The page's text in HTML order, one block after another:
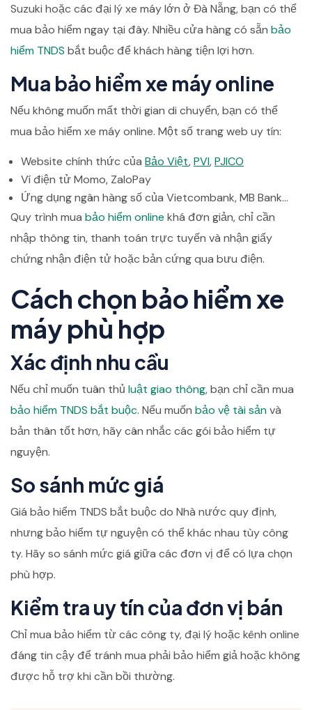
Suzuki hoặc các đại lý xe máy lớn ở Đà Nẵng, bạn có thể
mua bảo hiểm ngay tại đây. Nhiều cửa hàng có sẵn bảo
hiểm TNDS bắt buộc để khách hàng tiện lợi hơn.
Mua bảo hiểm xe máy online
Nếu không muốn mất thời gian di chuyển, bạn có thể
mua bảo hiểm xe máy online. Một số trang web uy tín:
Website chính thức của Bảo Việt,PVI,PJICO
Ví điện tử Momo, ZaloPay
Ứng dụng ngân hàng số của Vietcombank, MB Bank…
Quy trình mua bảo hiểm online khá đơn giản, chỉ cần
nhập thông tin, thanh toán trực tuyến và nhận giấy
chứng nhận điện tử hoặc bản cứng qua bưu điện.
Cách chọn bảo hiểm xe
máy phù hợp
Xác định nhu cầu
Nếu chỉ muốn tuân thủ luật giao thông, bạn chỉ cần mua
bảo hiểm TNDS bắt buộc. Nếu muốn bảo vệ tài sảnvà
bản thân tốt hơn, hãy cân nhắc các gói bảo hiểm tự
nguyện.
So sánh mức giá
Giá bảo hiểm TNDS bắt buộc do Nhà nước quy định,
nhưng bảo hiểm tự nguyện có thể khác nhau tùy công
ty. Hãy so sánh mức giá giữa các đơn vị để có lựa chọn
phù hợp.
Kiểm tra uy tín của đơn vị bán
Chỉ mua bảo hiểm từ các công ty, đại lý hoặc kênh online
đáng tin cậy để tránh mua phải bảo hiểm giả hoặc không
được hỗ trợ khi cần bồi thường.